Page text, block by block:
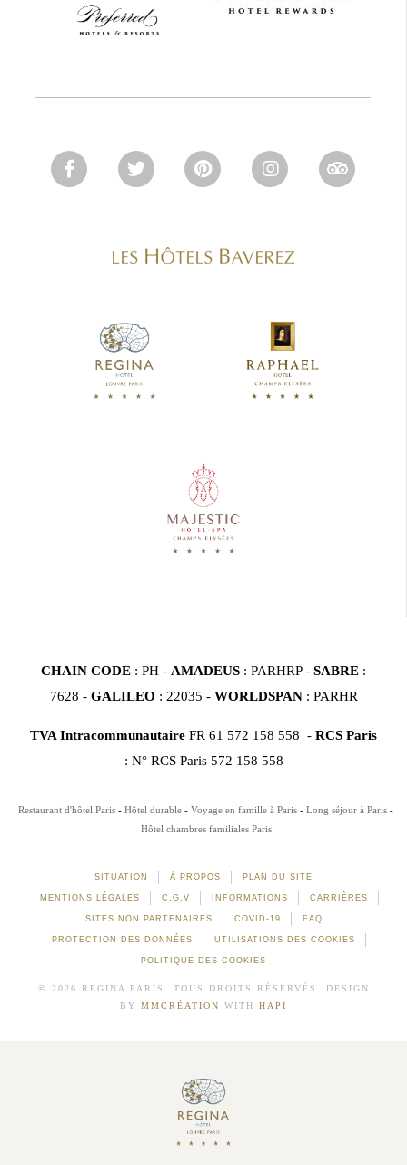
CHAIN CODE : PH - AMADEUS : PARHRP - SABRE :
7628 - GALILEO : 22035 - WORLDSPAN : PARHR
TVA Intracommunautaire FR 61 572 158 558 - RCS Paris
: N° RCS Paris 572 158 558
Restaurant d'hôtel Paris Hôtel durable Voyage en famille à Paris
Long séjour à Paris
Hôtel chambres familiales Paris
SITUATION À PROPOS PLAN DU SITE
MENTIONS LÉGALES C.G.V INFORMATIONS CARRIÈRES
SITES NON PARTENAIRES COVID-19 FAQ
PROTECTION DES DONNÉES UTILISATIONS DES COOKIES
POLITIQUE DES COOKIES
© 2026 REGINA PARIS. TOUS DROITS RÉSERVÉS. DESIGN
BY MMCRÉATION WITH HAPI